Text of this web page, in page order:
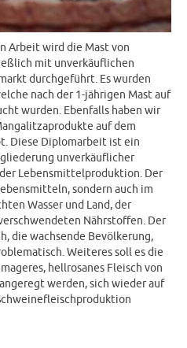
Arbeit wird die Mast von
mit unverkäuflichen
durchgeführt. Es wurden
nach der 1-jährigen Mast auf
wurden. Ebenfalls haben wir
auf dem
Diese Diplomarbeit ist ein
unverkäuflicher
Lebensmittelproduktion. Der
sondern auch im
Wasser und Land, der
Nährstoffen. Der
die wachsende Bevölkerung,
Weiteres soll es die
hellrosanes Fleisch von
werden, sich wieder auf